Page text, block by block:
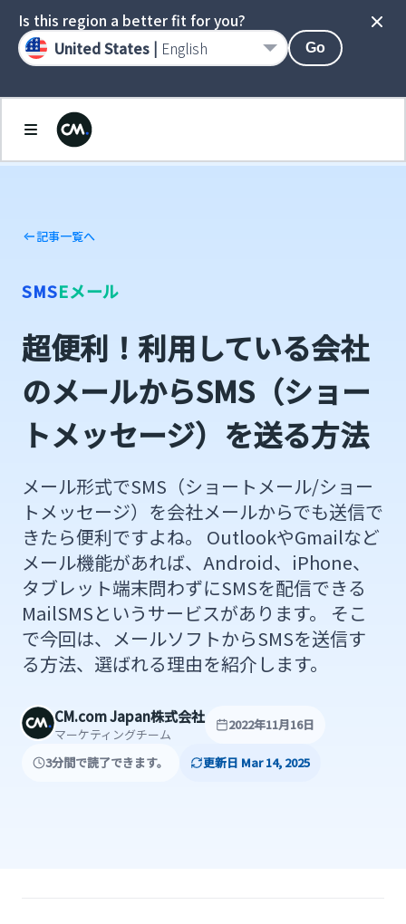
記事一覧へ
SMSEメール
超便利！利用している会社
のメールからSMS（ショー
トメッセージ）を送る方法
メール形式でSMS（ショートメール/ショー
トメッセージ）を会社メールからでも送信で
きたら便利ですよね。 OutlookやGmailなど
メール機能があれば、Android、iPhone、
タブレット端末問わずにSMSを配信できる
MailSMSというサービスがあります。 そこ
で今回は、メールソフトからSMSを送信す
る方法、選ばれる理由を紹介します。
CM.com Japan株式会社
マーケティングチーム
2022年11月16日
3分間で読了できます。 更新日 Mar 14, 2025
Is this region a better fit for you?
United States | English Go